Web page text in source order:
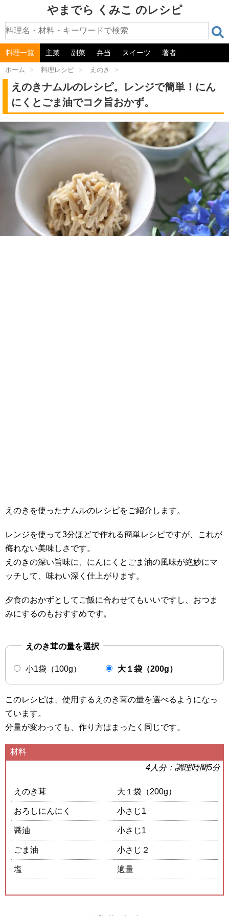
やまでら くみこ のレシピ
料理一覧 主菜 副菜 弁当 スイーツ 著者
ホーム > 料理レシピ > えのき >
えのきナムルのレシピ。レンジで簡単！にん
にくとごま油でコク旨おかず。
えのきを使ったナムルのレシピをご紹介します。
レンジを使って3分ほどで作れる簡単レシピですが、これが
侮れない美味しさです。
えのきの深い旨味に、にんにくとごま油の風味が絶妙にマ
ッチして、味わい深く仕上がります。
夕食のおかずとしてご飯に合わせてもいいですし、おつま
みにするのもおすすめです。
えのき茸の量を選択
小1袋（100g） 大１袋（200g）
このレシピは、使用するえのき茸の量を選べるようになっ
ています。
分量が変わっても、作り方はまったく同じです。
材料
4 人分：調理時間5分
えのき茸 大１袋（200g）
おろしにんにく 小さじ1
醤油 小さじ1
ごま油 小さじ２
塩 適量